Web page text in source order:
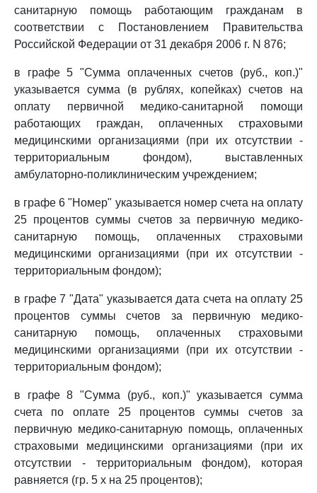
санитарную помощь работающим гражданам в
соответствии с Постановлением Правительства
Российской Федерации от 31 декабря 2006 г. N 876;
в графе 5 "Сумма оплаченных счетов (руб., коп.)"
указывается сумма (в рублях, копейках) счетов на
оплату первичной медико-санитарной помощи
работающих граждан, оплаченных страховыми
медицинскими организациями (при их отсутствии -
территориальным фондом), выставленных
амбулаторно-поликлиническим учреждением;
в графе 6 "Номер" указывается номер счета на оплату
25 процентов суммы счетов за первичную медико-
санитарную помощь, оплаченных страховыми
медицинскими организациями (при их отсутствии -
территориальным фондом);
в графе 7 "Дата" указывается дата счета на оплату 25
процентов суммы счетов за первичную медико-
санитарную помощь, оплаченных страховыми
медицинскими организациями (при их отсутствии -
территориальным фондом);
в графе 8 "Сумма (руб., коп.)" указывается сумма
счета по оплате 25 процентов суммы счетов за
первичную медико-санитарную помощь, оплаченных
страховыми медицинскими организациями (при их
отсутствии - территориальным фондом), которая
равняется (гр. 5 x на 25 процентов);